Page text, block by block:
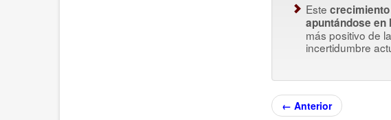
Este
apuntándose en
más positivo de
incertidumbre
← Anterior